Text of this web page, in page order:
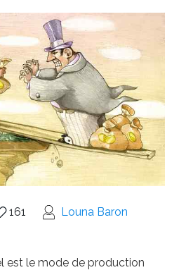
161 Louna Baron
est le mode de production